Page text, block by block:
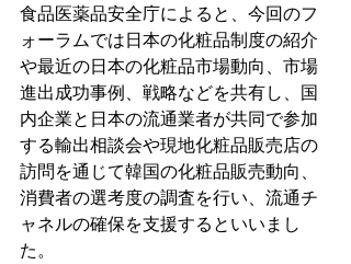
食品医薬品安全庁によると、今回のフ
ォーラムでは日本の化粧品制度の紹介
や最近の日本の化粧品市場動向、市場
進出成功事例、戦略などを共有し、国
内企業と日本の流通業者が共同で参加
する輸出相談会や現地化粧品販売店の
訪問を通じて韓国の化粧品販売動向、
消費者の選考度の調査を行い、流通チ
ャネルの確保を支援するといいまし
た。